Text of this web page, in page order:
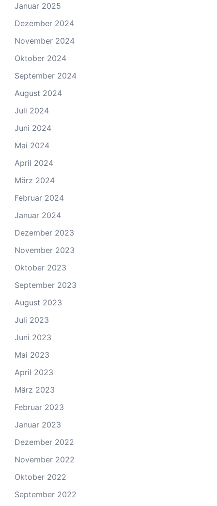
Januar 2025
Dezember 2024
November 2024
Oktober 2024
September 2024
August 2024
Juli 2024
Juni 2024
Mai 2024
April 2024
März 2024
Februar 2024
Januar 2024
Dezember 2023
November 2023
Oktober 2023
September 2023
August 2023
Juli 2023
Juni 2023
Mai 2023
April 2023
März 2023
Februar 2023
Januar 2023
Dezember 2022
November 2022
Oktober 2022
September 2022